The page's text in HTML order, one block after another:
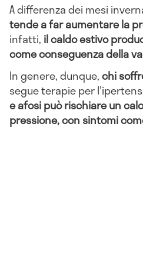
A differenza dei mesi
tende a far aumentare la
infatti, il caldo estivo
come conseguenza della
In genere, dunque,chi
segue terapie per
e afosi può rischiare un
pressione, con sintomi